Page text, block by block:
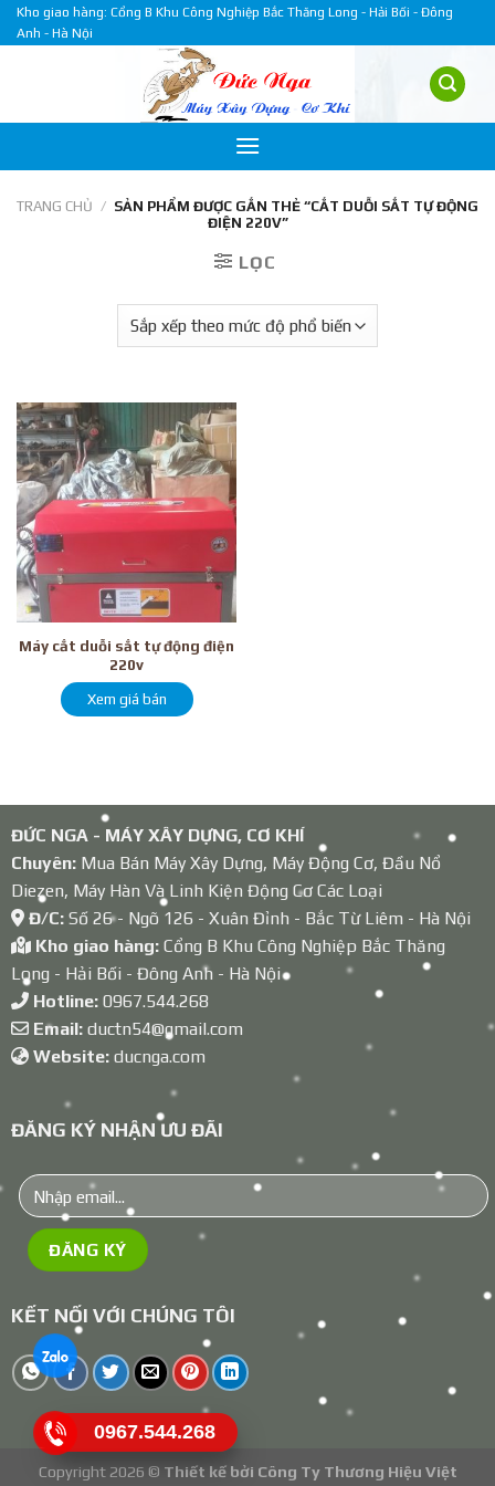
Skip
to
Kho giao hàng: Cổng B Khu Công Nghiệp Bắc Thăng Long - Hải Bối - Đông
Anh - Hà Nội
TRANG CHỦ / SẢN PHẨM ĐƯỢC GẮN THẺ “CẮT DUỖI SẮT TỰ ĐỘNG
ĐIỆN 220V”
LỌC
Máy cắt duỗi sắt tự động điện
220v
Xem giá bán
ĐỨC NGA - MÁY XÂY DỰNG, CƠ KHÍ
Chuyên:Mua Bán Máy Xây Dựng, Máy Động Cơ, Đầu Nổ
Diezen, Máy Hàn Và Linh Kiện Động Cơ Các Loại
Đ/C: Số 26 - Ngõ 126 - Xuân Đỉnh - Bắc Từ Liêm - Hà Nội
Kho giao hàng: Cổng B Khu Công Nghiệp Bắc Thăng
Long - Hải Bối - Đông Anh - Hà Nội
Hotline: 0967.544.268
Email: ductn54@gmail.com
Website: ducnga.com
ĐĂNG KÝ NHẬN ƯU ĐÃI
KẾT NỐI VỚI CHÚNG TÔI
Copyright 2026 © Thiết kế bởi Công Ty Thương Hiệu Việt
0967.544.268